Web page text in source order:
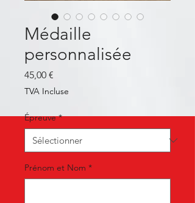
Médaille
personnalisée
45,00 €
TVA Incluse
Épreuve *
Prénom et Nom *